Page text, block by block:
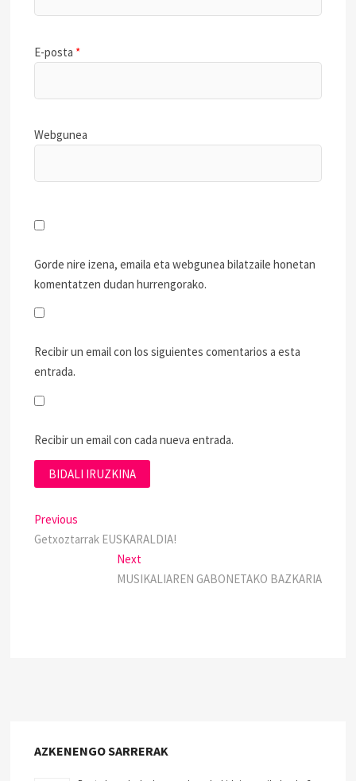
E-posta *
Webgunea
Gorde nire izena, emaila eta webgunea bilatzaile honetan
komentatzen dudan hurrengorako.
Recibir un email con los siguientes comentarios a esta
entrada.
Recibir un email con cada nueva entrada.
Previous
Getxoztarrak EUSKARALDIA!
Next
MUSIKALIAREN GABONETAKO BAZKARIA
AZKENENGO SARRERAK